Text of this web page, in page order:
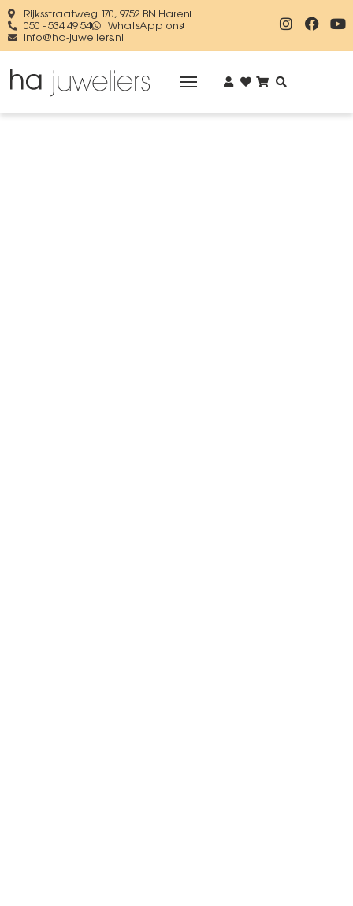
Rijksstraatweg 170, 9752 BN Haren
050 - 534 49 54
WhatsApp ons
info@ha-juweliers.nl